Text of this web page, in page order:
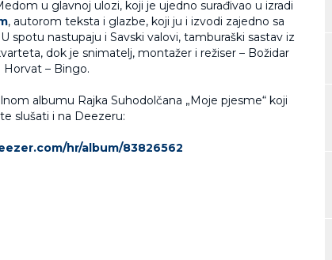
u glavnoj ulozi, koji je ujedno surađivao u izradi
, autorom teksta i glazbe, koji ju i izvodi zajedno sa
spotu nastupaju i Savski valovi, tamburaški sastav iz
dok je snimatelj, montažer i režiser – Božidar
Horvat – Bingo.
albumu Rajka Suhodolčana „Moje pjesme“ koji
slušati i na Deezeru:
hr/album/83826562